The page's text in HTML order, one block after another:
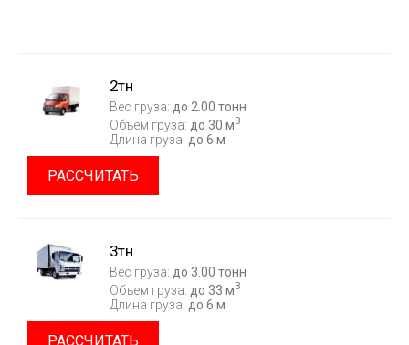
2тн
Вес груза: до 2.00 тонн
Объем груза: до 30 м3
Длина груза: до 6 м
РАССЧИТАТЬ
3тн
Вес груза: до 3.00 тонн
Объем груза: до 33 м3
Длина груза: до 6 м
РАССЧИТАТЬ